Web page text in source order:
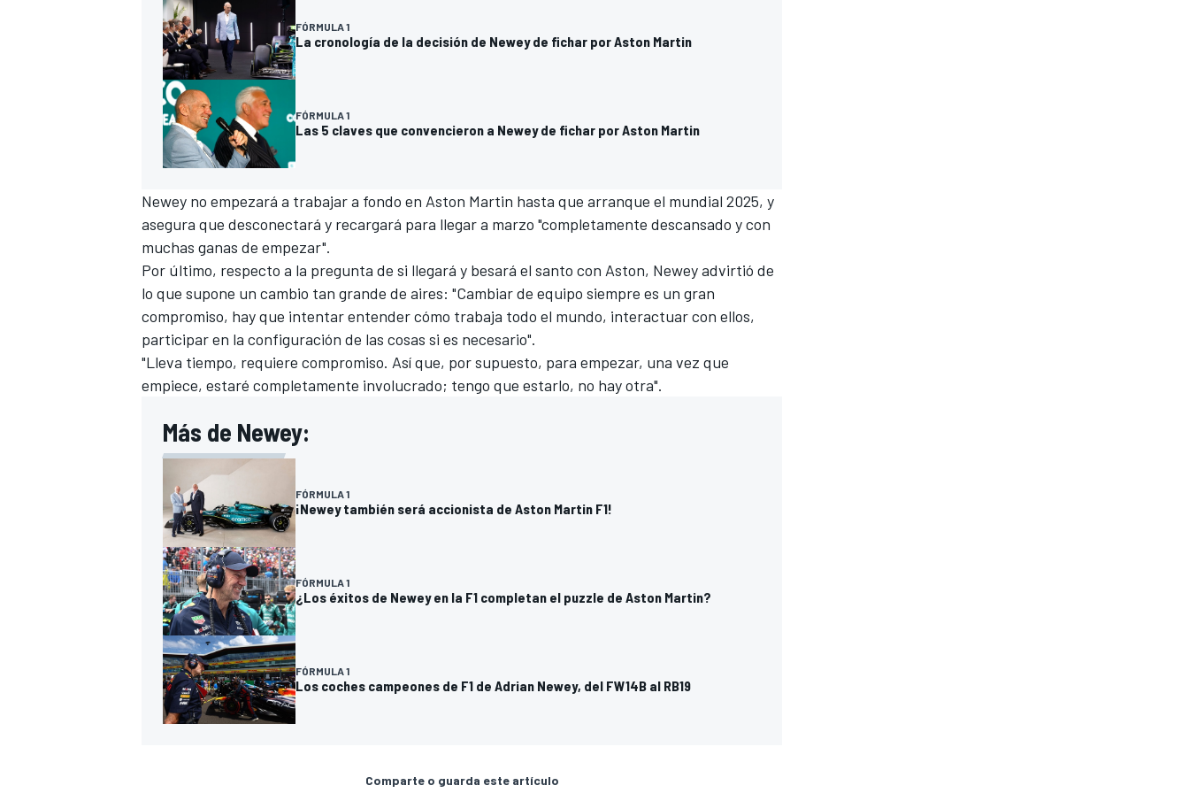
MÁS CATEGORÍAS
FÓRMULA 1
La cronología de la decisión de Newey de fichar por Aston Martin
FÓRMULA 1
Las 5 claves que convencieron a Newey de fichar por Aston Martin
Newey no empezará a trabajar a fondo en Aston Martin hasta que arranque el mundial 2025, y
asegura que desconectará y recargará para llegar a marzo "completamente descansado y con
muchas ganas de empezar".
Por último, respecto a la pregunta de si llegará y besará el santo con Aston, Newey advirtió de
lo que supone un cambio tan grande de aires: "Cambiar de equipo siempre es un gran
compromiso, hay que intentar entender cómo trabaja todo el mundo, interactuar con ellos,
participar en la configuración de las cosas si es necesario".
"Lleva tiempo, requiere compromiso. Así que, por supuesto, para empezar, una vez que
empiece, estaré completamente involucrado; tengo que estarlo, no hay otra".
Más de Newey:
FÓRMULA 1
¡Newey también será accionista de Aston Martin F1!
FÓRMULA 1
¿Los éxitos de Newey en la F1 completan el puzzle de Aston Martin?
FÓRMULA 1
Los coches campeones de F1 de Adrian Newey, del FW14B al RB19
Comparte o guarda este artículo